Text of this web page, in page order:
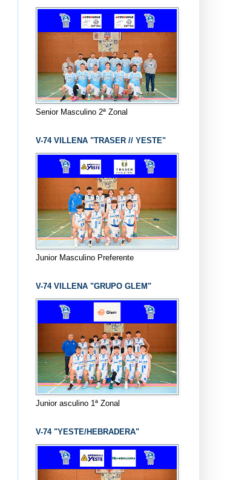
Senior Masculino 2ª Zonal
V-74 VILLENA "TRASER // YESTE"
Junior Masculino Preferente
V-74 VILLENA "GRUPO GLEM"
Junior asculino 1ª Zonal
V-74 "YESTE/HEBRADERA"